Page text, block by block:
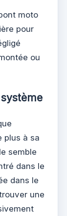
moto
pour
ou
plus à sa
semble
dans le
dans le
une